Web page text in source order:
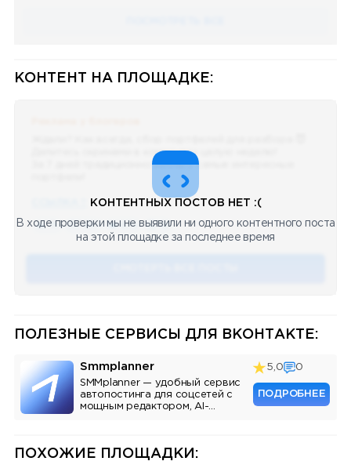
КОНТЕНТ НА ПЛОЩАДКЕ:
Делитесь скринами в комментах целую неделю!
За 7 дней традиционно выберу самые интересные
🔥 75 👍🏻 487 ❤️ 875 🥴 19 12.4k 12:45
КОНТЕНТНЫХ ПОСТОВ НЕТ :(
В ходе проверки мы не выявили ни одного контентного поста
на этой площадке за последнее время
ПОЛЕЗНЫЕ СЕРВИСЫ ДЛЯ ВКОНТАКТЕ:
Smmplanner
SMMplanner — удобный сервис
автопостинга для соцсетей с
мощным редактором, AI-
5,0 0
ПОДРОБНЕЕ
ПОХОЖИЕ ПЛОЩАДКИ: